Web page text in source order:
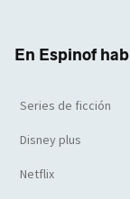
En Espinof
Series de ficción
Disney plus
Netflix